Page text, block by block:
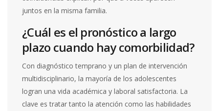
juntos en la misma familia.
¿Cuál es el pronóstico a largo
plazo cuando hay comorbilidad?
Con diagnóstico temprano y un plan de intervención
multidisciplinario, la mayoría de los adolescentes
logran una vida académica y laboral satisfactoria. La
clave es tratar tanto la atención como las habilidades